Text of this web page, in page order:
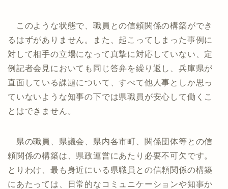
このような状態で、職員との信頼関係の構築ができ
るはずがありません。また、起こってしまった事例に
対して相手の立場になって真摯に対応していない、定
例記者会見においても同じ答弁を繰り返し、兵庫県が
直面している課題について、すべて他人事としか思っ
ていないような知事の下では県職員が安心して働くこ
とはできません。
県の職員、県議会、県内各市町、関係団体等との信
頼関係の構築は、県政運営にあたり必要不可欠です。
とりわけ、最も身近にいる県職員との信頼関係の構築
にあたっては、日常的なコミュニケーションや知事か